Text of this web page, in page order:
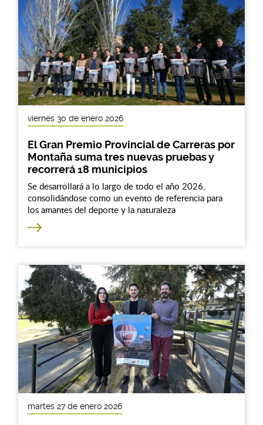
viernes 30 de enero 2026
El Gran Premio Provincial de Carreras por
Montaña suma tres nuevas pruebas y
recorrerá 18 municipios
Se desarrollará a lo largo de todo el año 2026,
consolidándose como un evento de referencia para
los amantes del deporte y la naturaleza
martes 27 de enero 2026